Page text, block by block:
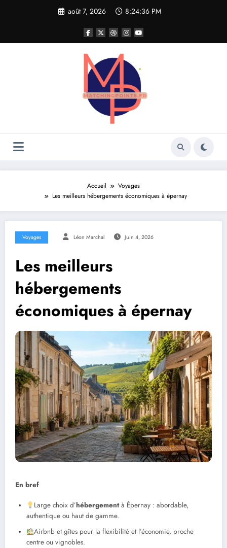
août 7, 2026 8:24:37 PM
Accueil
Voyages
Les meilleurs hébergements économiques à épernay
Voyages Léon Marchal Juin 4, 2026
Les meilleurs
hébergements
économiques à épernay
En bref
Large choix d’hébergementà Épernay : abordable,
authentique ou haut de gamme.
Airbnb et gîtes pour la flexibilité et l’économie, proche
centre ou vignobles.